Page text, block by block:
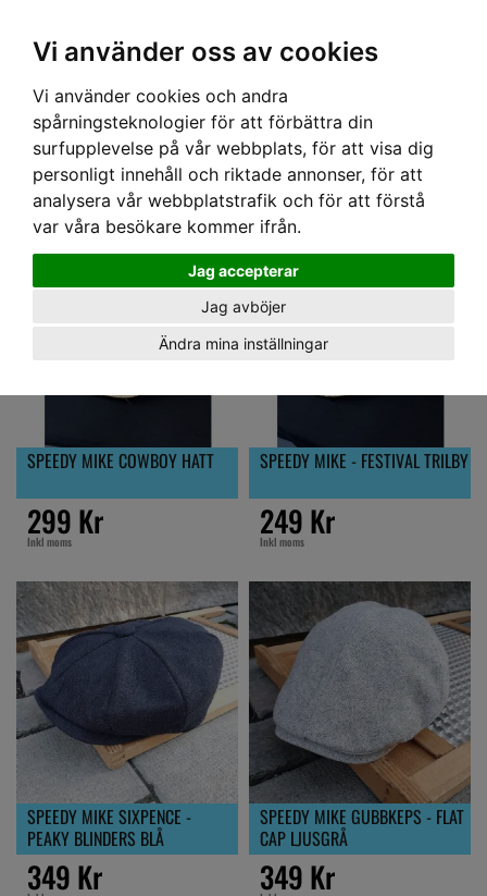
Vi använder oss av cookies
Vi använder cookies och andra
spårningsteknologier för att förbättra din
surfupplevelse på vår webbplats, för att visa dig
personligt innehåll och riktade annonser, för att
analysera vår webbplatstrafik och för att förstå
var våra besökare kommer ifrån.
Jag accepterar
Jag avböjer
Ändra mina inställningar
Hem› SPEEDY MIKE ACCESSOARER
SPEEDY MIKE ACCESSOARER
SPEEDY MIKE COWBOY HATT
299 Kr
Inkl moms
SPEEDY MIKE - FESTIVAL TRILBY
249 Kr
Inkl moms
SPEEDY MIKE SIXPENCE -
PEAKY BLINDERS BLÅ
349 Kr
SPEEDY MIKE GUBBKEPS - FLAT
CAP LJUSGRÅ
349 Kr